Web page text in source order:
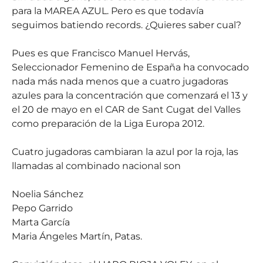
para la MAREA AZUL. Pero es que todavía
seguimos batiendo records. ¿Quieres saber cual?
Pues es que Francisco Manuel Hervás,
Seleccionador Femenino de España ha convocado
nada más nada menos que a cuatro jugadoras
azules para la concentración que comenzará el 13 y
el 20 de mayo en el CAR de Sant Cugat del Valles
como preparación de la Liga Europa 2012.
Cuatro jugadoras cambiaran la azul por la roja, las
llamadas al combinado nacional son
Noelia Sánchez
Pepo Garrido
Marta García
Maria Ángeles Martín, Patas.